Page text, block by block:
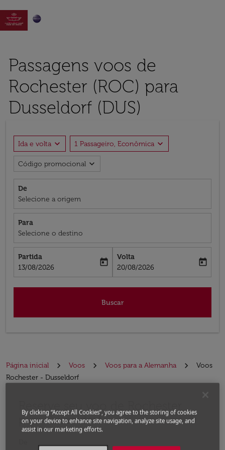

Passagens voos de
Rochester (ROC) para
Dusseldorf (DUS)
Ida e volta expand_more 1 Passageiro, Econômica expand_more
Código promocional expand_more
De
Selecione a origem
Para
Selecione o destino
Partida
fc-booking-departure-date-aria-label
13/08/2026
today
Volta
fc-booking-return-date-aria-label
20/08/2026
today
Buscar
Página inicial Voos Voos para a Alemanha
Voos
Rochester - Dusseldorf
Reserve seu voo de Rochester
para Dusseldorf
By clicking “Accept All Cookies”, you agree to the storing of cookies
on your device to enhance site navigation, analyze site usage, and
assist in our marketing efforts.